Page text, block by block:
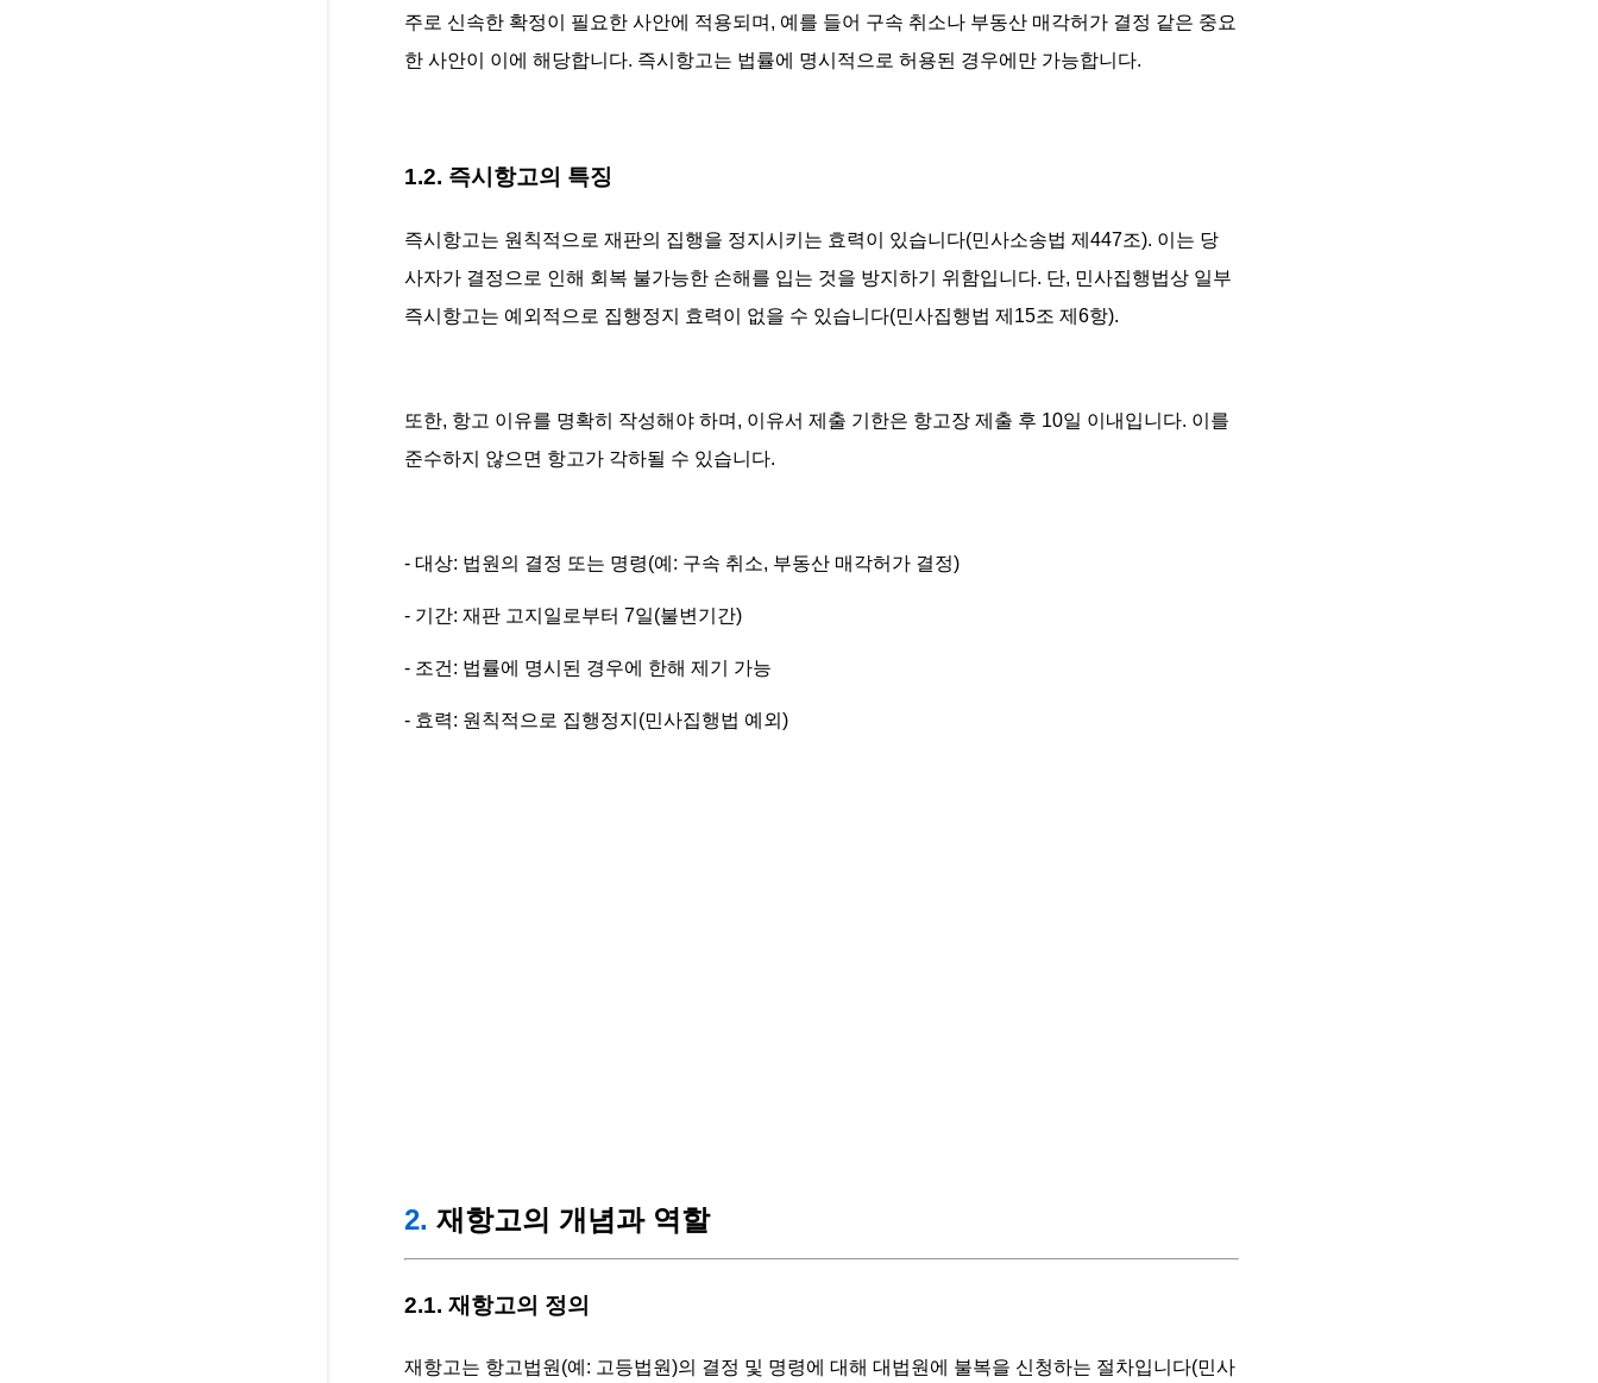
주로 신속한 확정이 필요한 사안에 적용되며, 예를 들어 구속 취소나 부동산 매각허가 결정 같은 중요
한 사안이 이에 해당합니다. 즉시항고는 법률에 명시적으로 허용된 경우에만 가능합니다.
1.2. 즉시항고의 특징
즉시항고는 원칙적으로 재판의 집행을 정지시키는 효력이 있습니다(민사소송법 제447조). 이는 당
사자가 결정으로 인해 회복 불가능한 손해를 입는 것을 방지하기 위함입니다. 단, 민사집행법상 일부
즉시항고는 예외적으로 집행정지 효력이 없을 수 있습니다(민사집행법 제15조 제6항).
또한, 항고 이유를 명확히 작성해야 하며, 이유서 제출 기한은 항고장 제출 후 10일 이내입니다. 이를
준수하지 않으면 항고가 각하될 수 있습니다.
- 대상: 법원의 결정 또는 명령(예: 구속 취소, 부동산 매각허가 결정)
- 기간: 재판 고지일로부터 7일(불변기간)
- 조건: 법률에 명시된 경우에 한해 제기 가능
- 효력: 원칙적으로 집행정지(민사집행법 예외)
2. 재항고의 개념과 역할
2.1. 재항고의 정의
재항고는 항고법원(예: 고등법원)의 결정 및 명령에 대해 대법원에 불복을 신청하는 절차입니다(민사